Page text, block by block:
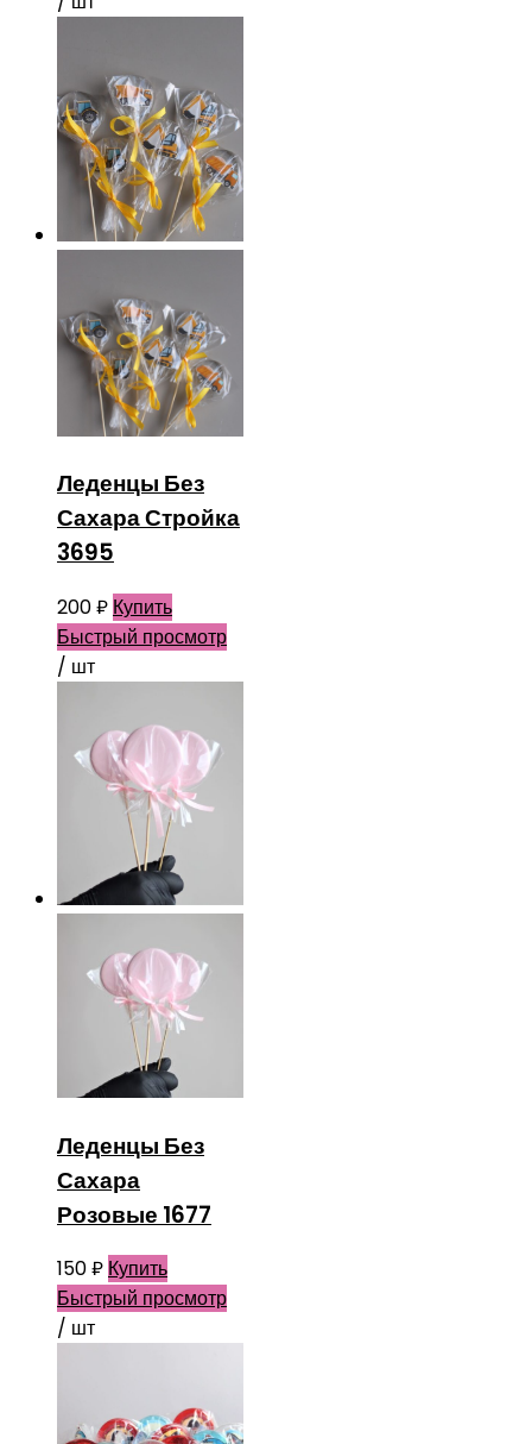
Леденцы Без
Сахара Стройка
3695
200₽ Купить
Быстрый просмотр
/ шт
Леденцы Без
Сахара
Розовые 1677
150₽ Купить
Быстрый просмотр
/ шт